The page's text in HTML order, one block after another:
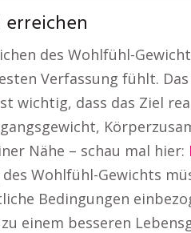
des Wohlfühl-
Verfassung fühlt.
wichtig, dass das Ziel
Nähe – schau mal hier:
Wohlfühl-Gewichts
Bedingungen
einem besseren